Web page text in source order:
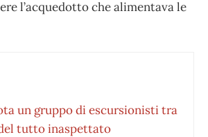
l’acquedotto che alimentava le
un gruppo di escursionisti tra
tutto inaspettato